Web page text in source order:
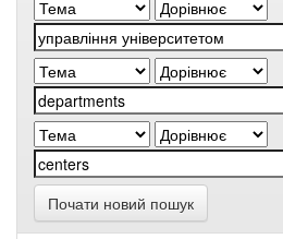
Почати новий пошук